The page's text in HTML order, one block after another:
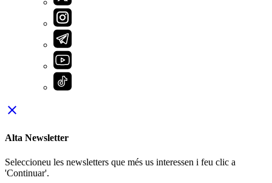
close
Alta Newsletter
Seleccioneu les newsletters que més us interessen i feu clic a
'Continuar'.